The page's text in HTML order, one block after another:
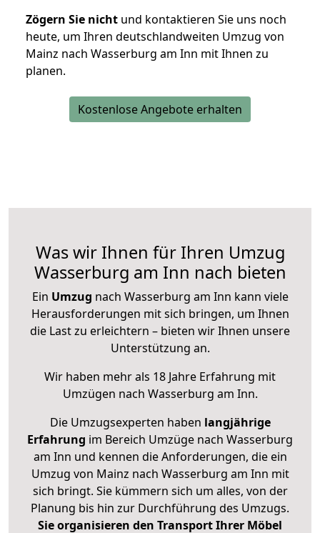
Zögern Sie nicht und kontaktieren Sie uns noch
heute, um Ihren deutschlandweiten Umzug von
Mainz nach Wasserburg am Inn mit Ihnen zu
planen.
Kostenlose Angebote erhalten
Was wir Ihnen für Ihren Umzug
Wasserburg am Inn nach bieten
Ein Umzug nach Wasserburg am Inn kann viele
Herausforderungen mit sich bringen, um Ihnen
die Last zu erleichtern – bieten wir Ihnen unsere
Unterstützung an.
Wir haben mehr als 18 Jahre Erfahrung mit
Umzügen nach Wasserburg am Inn.
Die Umzugsexperten haben langjährige
Erfahrung im Bereich Umzüge nach Wasserburg
am Inn und kennen die Anforderungen, die ein
Umzug von Mainz nach Wasserburg am Inn mit
sich bringt. Sie kümmern sich um alles, von der
Planung bis hin zur Durchführung des Umzugs.
Sie organisieren den Transport Ihrer Möbel